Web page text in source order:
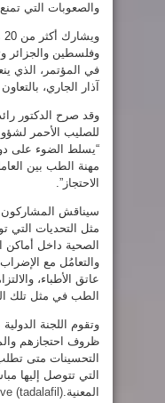
والصعوبات التي
وفلسطين والجزائر
آذار الجاري،
وقد صرح الدكتور
للصليب الأحمر
“يسلط الضوء على
مهنة الطب بين
الاحتجاز”.
سيناقش المشاركون
مثل التحديات التي
الصحية داخل أماكن
والتعامُل مع
عاتق الأطباء،
الطب في مثل تلك
وتقوم اللجنة
ظروف احتجازهم
التحسينات متى
التي تتوصل إليها
المعنية.(tadalafil)